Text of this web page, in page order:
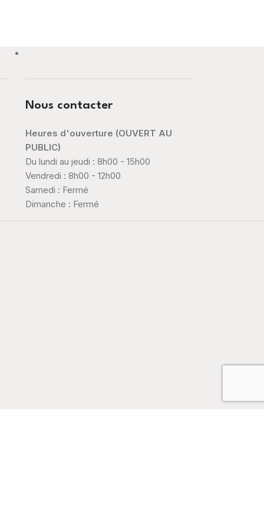
Nous contacter
Heures d'ouverture (OUVERT AU
PUBLIC)
Du lundi au jeudi : 8h00 - 15h00
Vendredi : 8h00 - 12h00
Samedi : Fermé
Dimanche : Fermé